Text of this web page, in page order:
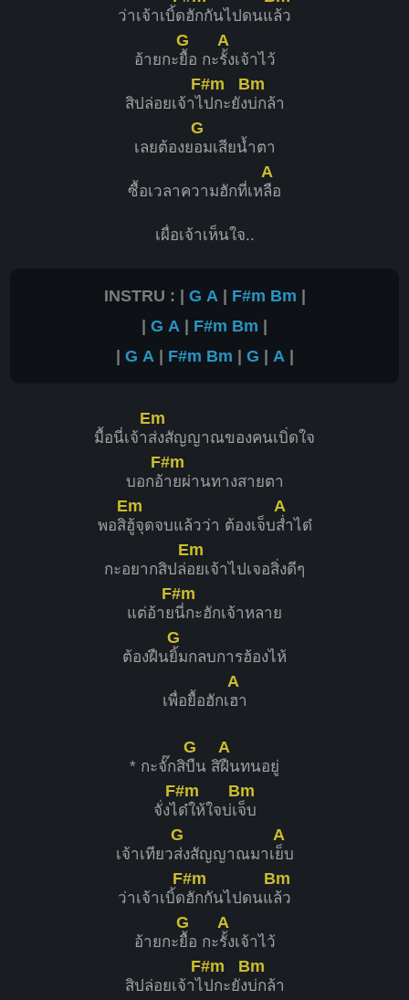
ว่าเจ้าเบิ้ดฮักกันไปดนแล้ว
อ้ายกะ
G
ยื้อ กะ
A
รั้งเจ้าไว้
สิปล่อยเจ้าไ
F#m
ปกะยัง
Bm
บ่กล้า
เลยต้องย
G
อมเสียน้ำตา
ซื้อเวลาความฮักที่เห
A
ลือ
เผื่อเจ้าเห็นใจ..
INSTRU : | G A| F#m Bm |
| G A | F#m Bm |
| G A| F#m Bm | G | A|
มื้อนี่เจ้า
Em
ส่งสัญญาณของคนเบิ่ดใจ
บอกอ้
F#m
ายผ่านทางสายตา
พอสิ
Em
ฮู้จุดจบแล้วว่า ต้องเจ็บ
A
ส่ำได๋
กะอยากสิปล่
Em
อยเจ้าไปเจอสิ่งดีๆ
แต่อ้าย
F#m
นี่กะฮักเจ้าหลาย
ต้องฝืน
G
ยิ้มกลบการฮ้องไห้
เพื่อยื้อฮักเ
A
ฮา
* กะจั๊กสิ
G
บืน สิ
A
ฝืนทนอยู่
จั่งไ
F#m
ด๋ให้ใจบ่เ
Bm
จ็บ
เจ้าเทียว
G
ส่งสัญญาณมาเ
A
ย็บ
ว่าเจ้าเบิ้ด
F#m
ฮักกันไปดนแ
Bm
ล้ว
อ้ายกะ
G
ยื้อ กะ
A
รั้งเจ้าไว้
สิปล่อยเจ้าไ
F#m
ปกะยัง
Bm
บ่กล้า